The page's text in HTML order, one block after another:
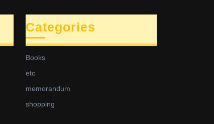
Categories
Books
etc
memorandum
shopping